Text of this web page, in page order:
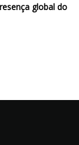
global do